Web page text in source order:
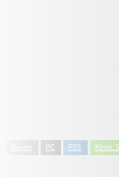
PC PS5 Xbox